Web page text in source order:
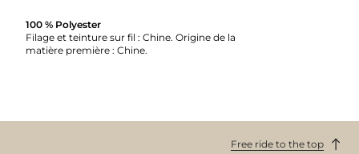
100 % Polyester
Filage et teinture sur fil : Chine. Origine de la
matière première : Chine.
Free ride to the top